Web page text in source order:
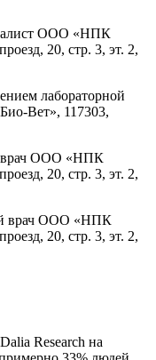
ООО «НПК
20, стр. 3, эт. 2,
лабораторной
Вет», 117303,
врач ООО «НПК
20, стр. 3, эт. 2,
врач ООО «НПК
20, стр. 3, эт. 2,
Research на